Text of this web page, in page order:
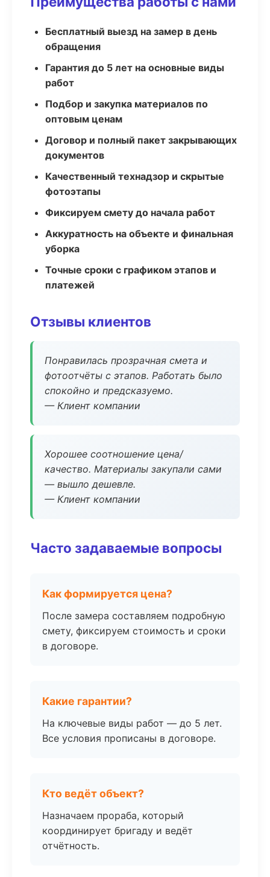
Бесплатный выезд на замер в день
обращения
Гарантия до 5 лет на основные виды
работ
Подбор и закупка материалов по
оптовым ценам
Договор и полный пакет закрывающих
документов
Качественный технадзор и скрытые
фотоэтапы
Фиксируем смету до начала работ
Аккуратность на объекте и финальная
уборка
Точные сроки с графиком этапов и
платежей
Отзывы клиентов
Понравилась прозрачная смета и
фотоотчёты с этапов. Работать было
спокойно и предсказуемо.
— Клиент компании
Хорошее соотношение цена/
качество. Материалы закупали сами
— вышло дешевле.
— Клиент компании
Часто задаваемые вопросы
Как формируется цена?
После замера составляем подробную
смету, фиксируем стоимость и сроки
в договоре.
Какие гарантии?
На ключевые виды работ — до 5 лет.
Все условия прописаны в договоре.
Кто ведёт объект?
Назначаем прораба, который
координирует бригаду и ведёт
отчётность.